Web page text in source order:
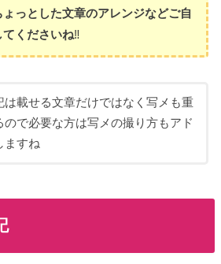
っとした文章のアレンジなどご自
くださいね‼
は載せる文章だけではなく写メも重
ので必要な方は写メの撮り方もアド
ますね